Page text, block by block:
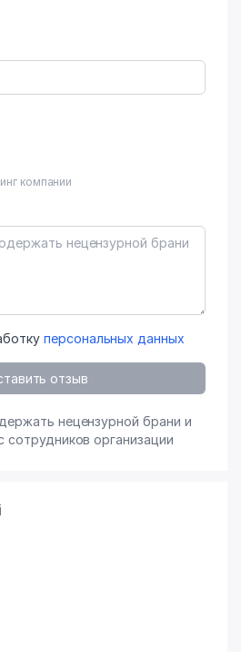
компании
персональных данных
отзыв
нецензурной брани и
сотрудников организации